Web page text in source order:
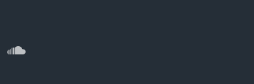
FlickrSoundCloud